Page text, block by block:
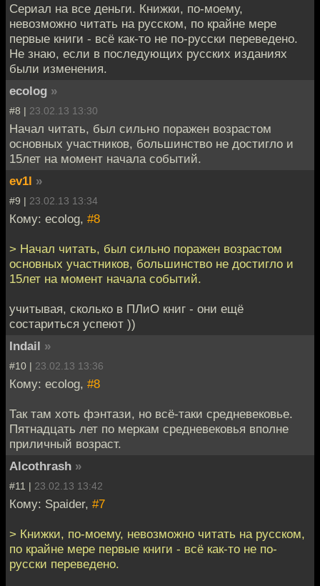
Сериал на все деньги. Книжки, по-моему,
невозможно читать на русском, по крайне мере
первые книги - всё как-то не по-русски переведено.
Не знаю, если в последующих русских изданиях
были изменения.
ecolog »
#8 | 23.02.13 13:30
Начал читать, был сильно поражен возрастом
основных участников, большинство не достигло и
15лет на момент начала событий.
ev1l »
#9 | 23.02.13 13:34
Кому: ecolog, #8
> Начал читать, был сильно поражен возрастом
основных участников, большинство не достигло и
15лет на момент начала событий.
учитывая, сколько в ПЛиО книг - они ещё
состариться успеют ))
Indail »
#10 | 23.02.13 13:36
Кому: ecolog, #8
Так там хоть фэнтази, но всё-таки средневековье.
Пятнадцать лет по меркам средневековья вполне
приличный возраст.
Alcothrash »
#11 | 23.02.13 13:42
Кому: Spaider, #7
> Книжки, по-моему, невозможно читать на русском,
по крайне мере первые книги - всё как-то не по-
русски переведено.